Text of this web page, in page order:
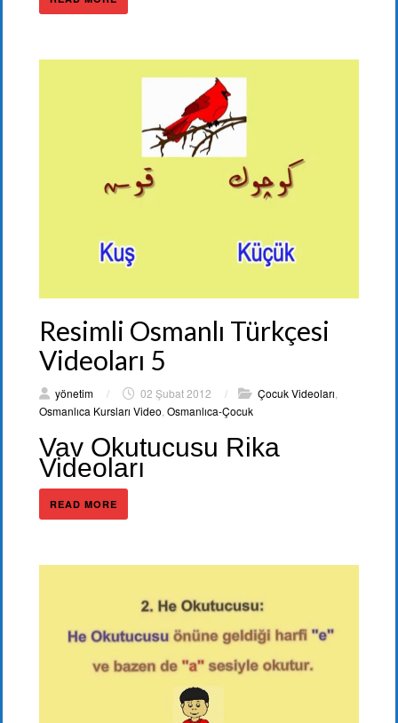
Resimli Osmanlı Türkçesi
Videoları 5
yönetim / 02 Şubat 2012 / Çocuk Videoları
Osmanlıca Kursları Video Osmanlıca-Çocuk
Vav Okutucusu Rika
Videoları
READ MORE